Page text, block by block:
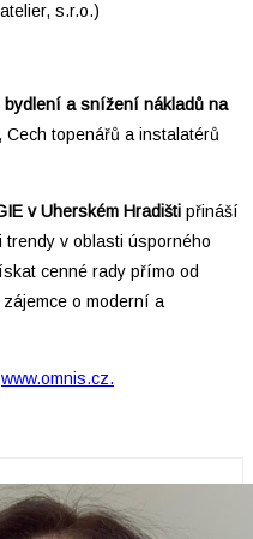
s.r.o.)
bydlení a snížení nákladů na
Cech topenářů a instalatérů
v Uherském Hradišti přináší
v oblasti úsporného
cenné rady přímo od
o moderní a
www.omnis.cz.